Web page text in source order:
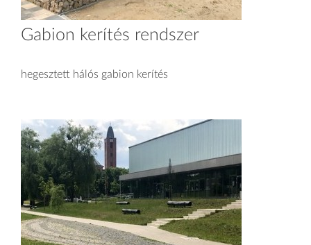
Gabion kerítés rendszer
hegesztett hálós gabion kerítés